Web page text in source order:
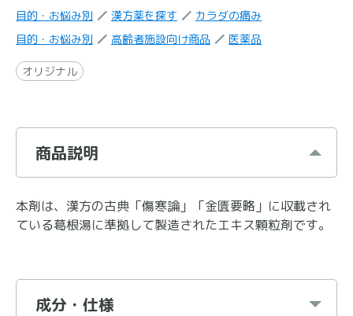
目的・お悩み別
漢方薬を探す
カラダの痛み
目的・お悩み別
高齢者施設向け商品 医薬品
オリジナル
商品説明
本剤は、漢方の古典「傷寒論」「金匱要略」に収載され
ている葛根湯に準拠して製造されたエキス顆粒剤です。
成分・仕様